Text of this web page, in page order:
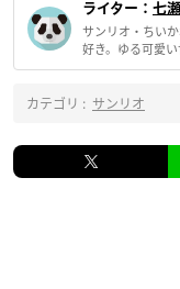
ライター： 七
サンリオ・ちい
好き。ゆる可愛
カテゴリ : サンリオ